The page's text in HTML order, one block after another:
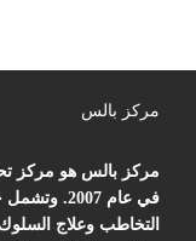
مركز بالس
مركز بالس هو مركز
في عام
التخاطب وعلاج